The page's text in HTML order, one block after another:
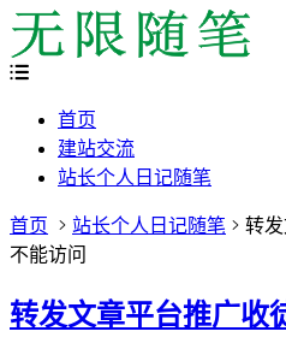
首页
建站交流
站长个人日记随笔
首页 站长个人日记随笔
转
不能访问
转发文章平台推广收